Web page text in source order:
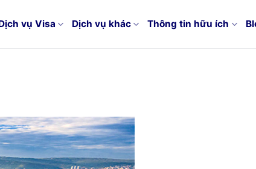
vụ Visa Dịch vụ khác Thông tin hữu ích